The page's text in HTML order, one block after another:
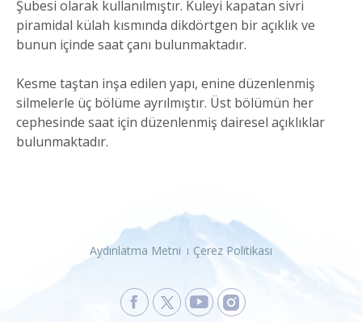
Şubesi olarak kullanılmıştır. Kuleyi kapatan sivri
piramidal külah kısmında dikdörtgen bir açıklık ve
bunun içinde saat çanı bulunmaktadır.
Kesme taştan inşa edilen yapı, enine düzenlenmiş
silmelerle üç bölüme ayrılmıştır. Üst bölümün her
cephesinde saat için düzenlenmiş dairesel açıklıklar
bulunmaktadır.
Aydınlatma Metni Çerez Politikası